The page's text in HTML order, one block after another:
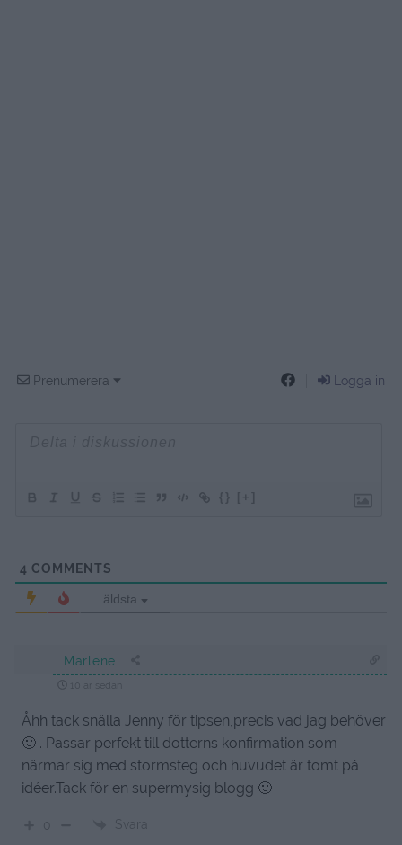
Prenumerera Logga in
{} [+]
4 COMMENTS
äldsta
Marlene
Åhh tack snälla Jenny för tipsen,precis vad jag behöver
🙂 . Passar perfekt till dotterns konfirmation som
närmar sig med stormsteg och huvudet är tomt på
idéer.Tack för en supermysig blogg 🙂
Svara